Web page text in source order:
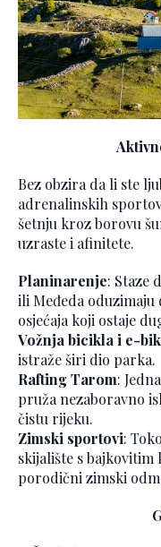
Bez obzira da li ste
adrenalinskih
šetnju kroz borovu
uzraste i afinitete.
Planinarenje: Staze
ili Međeda
osjećaja koji ostaje
Vožnja bicikla i e-
istraže širi dio parka.
Rafting Tarom:
pruža nezaboravno
čistu rijeku.
Zimski sportovi:
skijalište s
porodični zimski